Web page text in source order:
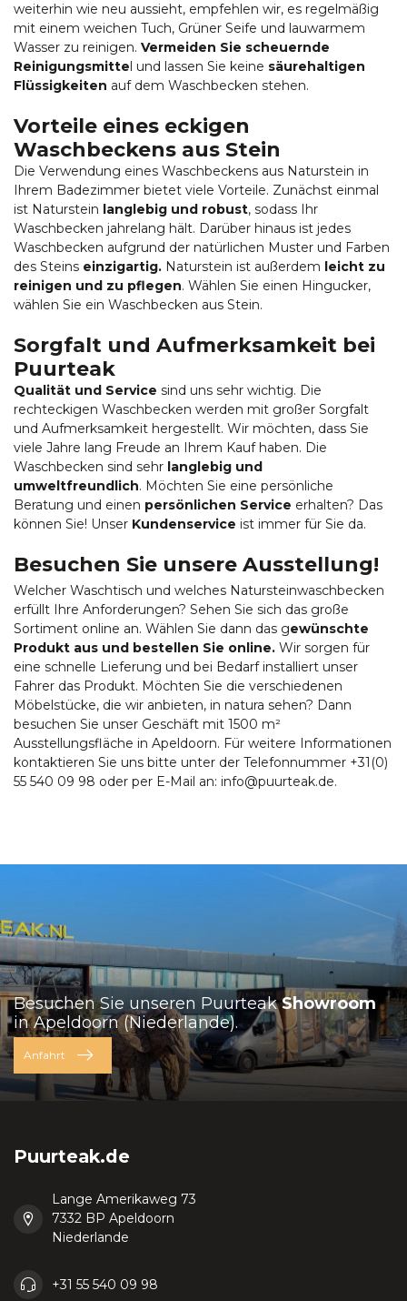
weiterhin wie neu aussieht, empfehlen wir, es regelmäßig
mit einem weichen Tuch, Grüner Seife und lauwarmem
Wasser zu reinigen. Vermeiden Sie scheuernde
Reinigungsmitte l und lassen Sie keine säurehaltigen
Flüssigkeiten auf dem Waschbecken stehen.
Vorteile eines eckigen
Waschbeckens aus Stein
Die Verwendung eines Waschbeckens aus Naturstein in
Ihrem Badezimmer bietet viele Vorteile. Zunächst einmal
ist Naturstein langlebig und robust, sodass Ihr
Waschbecken jahrelang hält. Darüber hinaus ist jedes
Waschbecken aufgrund der natürlichen Muster und Farben
des Steins einzigartig. Naturstein ist außerdem leicht zu
reinigen und zu pflegen. Wählen Sie einen Hingucker,
wählen Sie ein Waschbecken aus Stein.
Sorgfalt und Aufmerksamkeit bei
Puurteak
Qualität und Service sind uns sehr wichtig. Die
rechteckigen Waschbecken werden mit großer Sorgfalt
und Aufmerksamkeit hergestellt. Wir möchten, dass Sie
viele Jahre lang Freude an Ihrem Kauf haben. Die
Waschbecken sind sehr langlebig und
umweltfreundlich. Möchten Sie eine persönliche
Beratung und einen persönlichen Service erhalten? Das
können Sie! Unser Kundenservice ist immer für Sie da.
Besuchen Sie unsere Ausstellung!
Welcher Waschtisch und welches Natursteinwaschbecken
erfüllt Ihre Anforderungen? Sehen Sie sich das große
Sortiment online an. Wählen Sie dann das gewünschte
Produkt aus und bestellen Sie online. Wir sorgen für
eine schnelle Lieferung und bei Bedarf installiert unser
Fahrer das Produkt. Möchten Sie die verschiedenen
Möbelstücke, die wir anbieten, in natura sehen? Dann
besuchen Sie unser Geschäft mit 1500 m²
Ausstellungsfläche in Apeldoorn. Für weitere Informationen
kontaktieren Sie uns bitte unter der Telefonnummer +31(0)
55 540 09 98 oder per E-Mail an: info@puurteak.de.
Besuchen Sie unseren PuurteakShowroom
in Apeldoorn (Niederlande).
Anfahrt
Puurteak.de
Lange Amerikaweg 73
7332 BP Apeldoorn
Niederlande
+31 55 540 09 98